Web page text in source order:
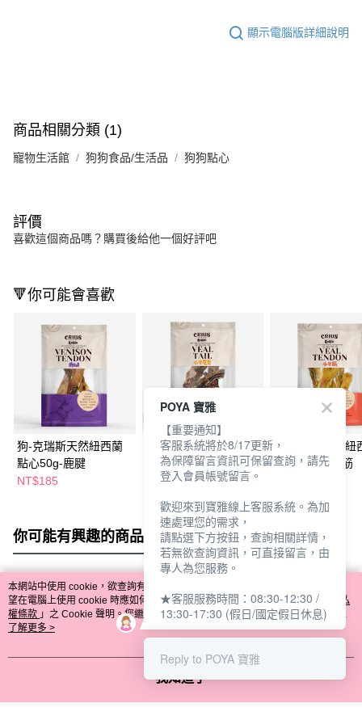
顯示電腦版詳細說明
商品相關分類 (1)
寵物生活館 狗狗食品/生活品 狗狗點心
評價
喜歡這個商品嗎？購買後給他一個好評吧
🔻你可能會喜歡
狗-克瑞斯天然紐西蘭
點心50g-鹿腱
NT$185
狗-克瑞斯天然紐西蘭
點心60g-小牛尾骨
NT$185
狗-克瑞斯天然紐
點心60g-小牛筋
你可能有興趣的商品 全站排行
熱門標籤
本網站中使用 cookie，欲查詢有關本網站使用 cookie 方式之詳情，及若您不希
望在電腦上使用 cookie 時應如何變更電腦的 cookie 設定，請參閱本網站「
隱私
權條款 」之 Cookie 聲明。您繼續使用本網站即表示您同意本公司得按本網站使
用條款之 Cookie 聲明使用 cookie。
了解更多 >
我知道了
POYA 寶雅
【重要通知】
客服系統將於8/17更新，
為保障留言資訊可保留查詢，請先
登入會員帳號留言。
歡迎來到寶雅線上客服系統。為加
速處理您的需求，
請點選下方按鈕，查詢相關詳情，
若無欲查詢資訊，可直接留言，由
專人為您服務。
★客服服務時間：08:30-12:30 /
13:30-17:30 (假日/國定假日休息)
Reply to POYA 寶雅